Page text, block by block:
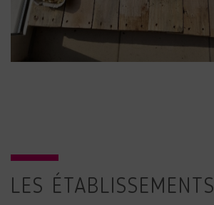
LES ÉTABLISSEMENTS